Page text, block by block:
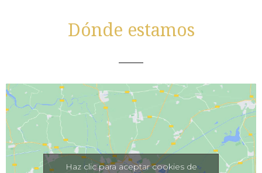
Dónde estamos
Haz clic para aceptar cookies de